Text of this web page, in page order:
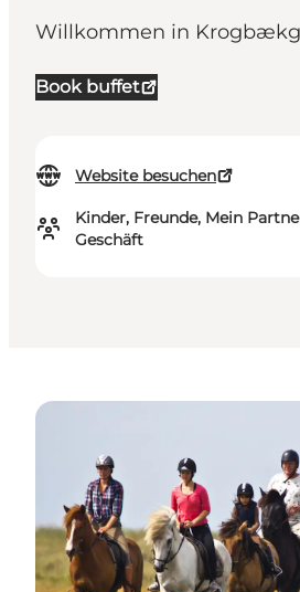
Willkommen in
Book buffet
Website besuchen
Kinder, Freunde, Mein
Geschäft